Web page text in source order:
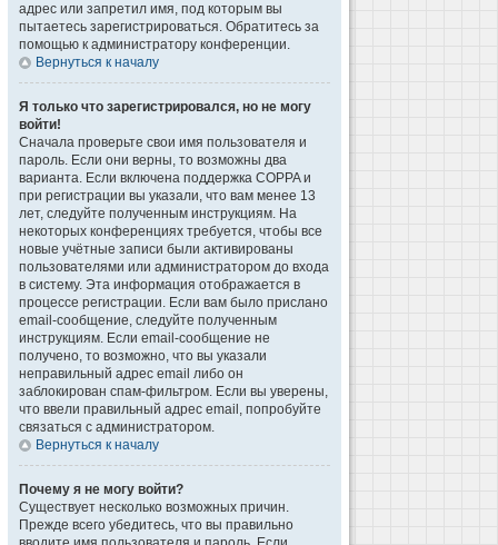
адрес или запретил имя, под которым вы
пытаетесь зарегистрироваться. Обратитесь за
помощью к администратору конференции.
Вернуться к началу
Я только что зарегистрировался, но не могу
войти!
Сначала проверьте свои имя пользователя и
пароль. Если они верны, то возможны два
варианта. Если включена поддержка COPPA и
при регистрации вы указали, что вам менее 13
лет, следуйте полученным инструкциям. На
некоторых конференциях требуется, чтобы все
новые учётные записи были активированы
пользователями или администратором до входа
в систему. Эта информация отображается в
процессе регистрации. Если вам было прислано
email-сообщение, следуйте полученным
инструкциям. Если email-сообщение не
получено, то возможно, что вы указали
неправильный адрес email либо он
заблокирован спам-фильтром. Если вы уверены,
что ввели правильный адрес email, попробуйте
связаться с администратором.
Вернуться к началу
Почему я не могу войти?
Существует несколько возможных причин.
Прежде всего убедитесь, что вы правильно